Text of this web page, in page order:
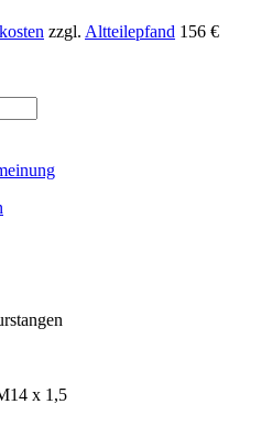
zzgl. Altteilepfand 156 €
x 1,5